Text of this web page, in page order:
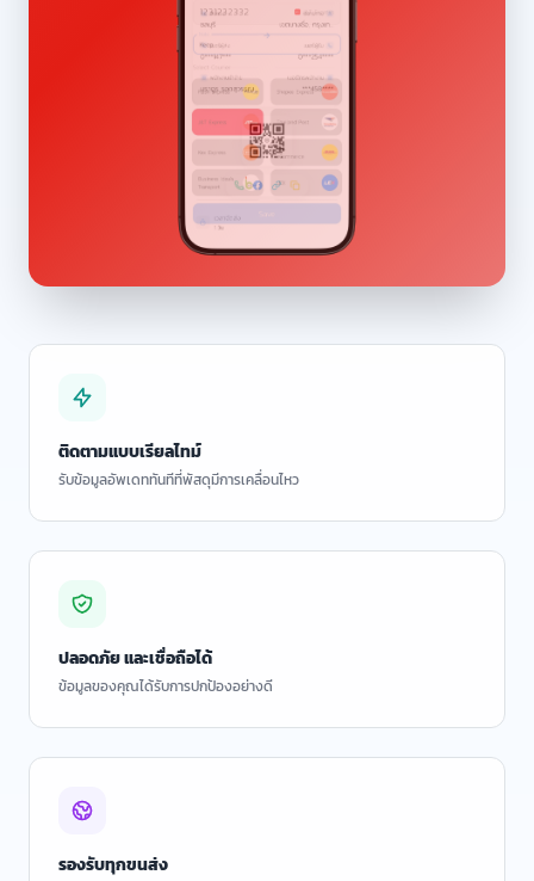
ติดตามแบบเรียลไทม์
รับข้อมูลอัพเดททันทีที่พัสดุมีการเคลื่อนไหว
ปลอดภัย และเชื่อถือได้
ข้อมูลของคุณได้รับการปกป้องอย่างดี
รองรับทุกขนส่ง